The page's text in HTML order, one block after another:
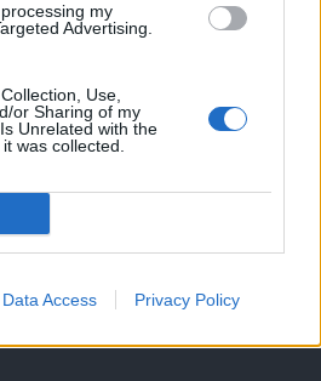
my
Advertising.
Use,
or Sharing of my
Unrelated with the
was collected.
Data Access Privacy Policy